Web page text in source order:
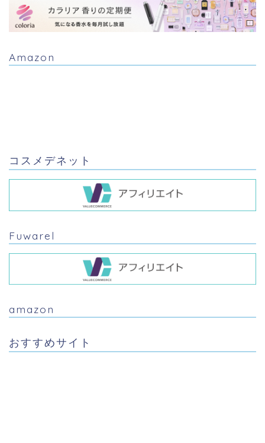
Amazon
コスメデネット
Fuwarel
amazon
おすすめサイト